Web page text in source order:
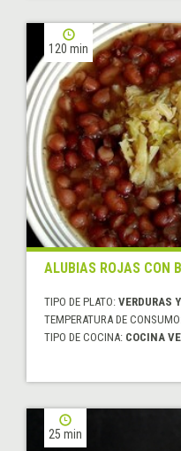
120 min
ALUBIAS ROJAS CON
TIPO DE PLATO: VERDURAS
TEMPERATURA DE
TIPO DE COCINA: COCINA
25 min